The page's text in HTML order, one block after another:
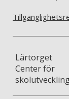
Lärtorget
Center för